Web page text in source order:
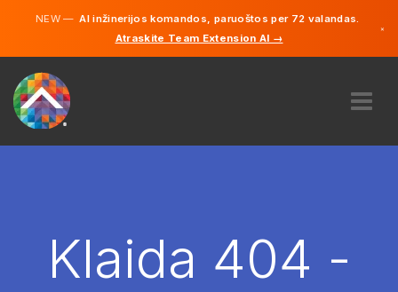
NEW —AI inžinerijos komandos, paruoštos per 72 valandas.
Atraskite Team Extension AI →
×
SAMDYTI
Anglų
Klaida 404 -